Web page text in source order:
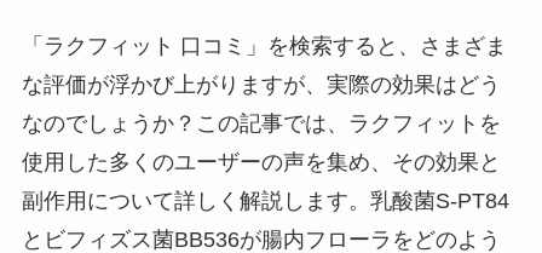
「ラクフィット 口コミ」を検索すると、さまざま
な評価が浮かび上がりますが、実際の効果はどう
なのでしょうか？この記事では、ラクフィットを
使用した多くのユーザーの声を集め、その効果と
副作用について詳しく解説します。乳酸菌S-PT84
とビフィズス菌BB536が腸内フローラをどのよう